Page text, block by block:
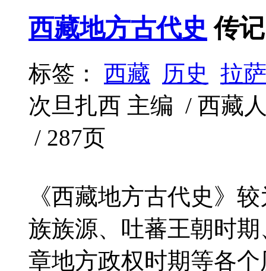
西藏地方古代史 传
标签： 西藏 历史
拉萨
次旦扎西 主编 / 西藏
/ 287页
《西藏地方古代史》
族族源、吐蕃王朝时
章地方政权时期等各